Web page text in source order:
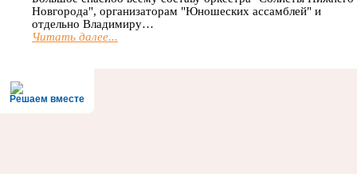
Новгорода", организаторам "Юношеских ассамблей" и
отдельно Владимиру…
Читать далее...
Решаем вместе